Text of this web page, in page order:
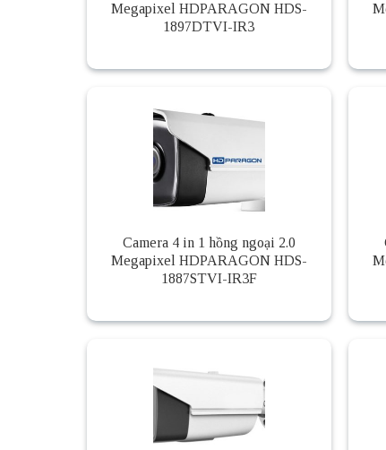
Megapixel HDPARAGON HDS-
1897DTVI-IR3
Camera 4 in 1 hồng ngoại 2.0
Megapixel HDPARAGON HDS-
1887STVI-IR3F